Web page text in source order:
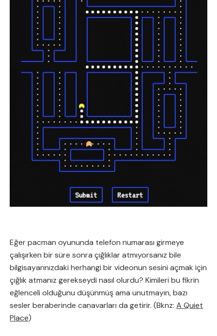
Eğer pacman oyununda telefon numarası girmeye
çalışırken bir süre sonra çığlıklar atmıyorsanız bile
bilgisayarınızdaki herhangi bir videonun sesini açmak için
çığlık atmanız gerekseydi nasıl olurdu? Kimileri bu fikrin
eğlenceli olduğunu düşünmüş ama unutmayın, bazı
sesler beraberinde canavarları da getirir. (Bknz: A Quiet
Place)